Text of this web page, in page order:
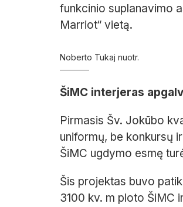
funkcinio suplanavimo
Marriot“ vietą.
Noberto Tukaj nuotr.
ŠiMC interjeras
Pirmasis Šv. Jokūbo
uniformų, be konkursų
ŠiMC ugdymo esmę
Šis projektas buvo
3100 kv. m ploto ŠiMC